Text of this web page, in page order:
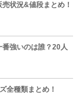
状況&値段まとめ！
強いのは誰？20人
全種類まとめ！